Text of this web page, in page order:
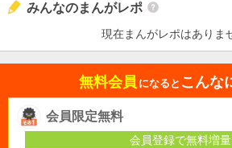
みんなのまんがレポ
現在まんがレポはありま
無料会員 になると こんな
会員限定無料
会員登録で無料増量